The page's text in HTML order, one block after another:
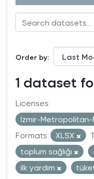
Order by
1 dataset
Licenses:
Izmir-
Formats:
XLSX
toplum sağlığı
ilk yardım